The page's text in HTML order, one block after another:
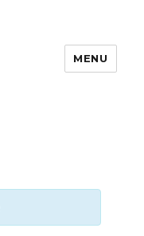
MENU